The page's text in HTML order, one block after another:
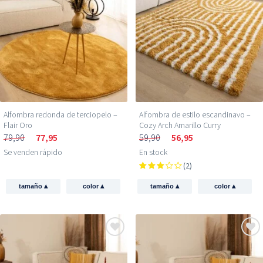
Alfombra redonda de terciopelo –
Flair Oro
79,90 77,95
Se venden rápido
tamaño ▴ color▴
Alfombra de estilo escandinavo –
Cozy Arch Amarillo Curry
59,90 56,95
En stock
(2)
tamaño ▴ color▴